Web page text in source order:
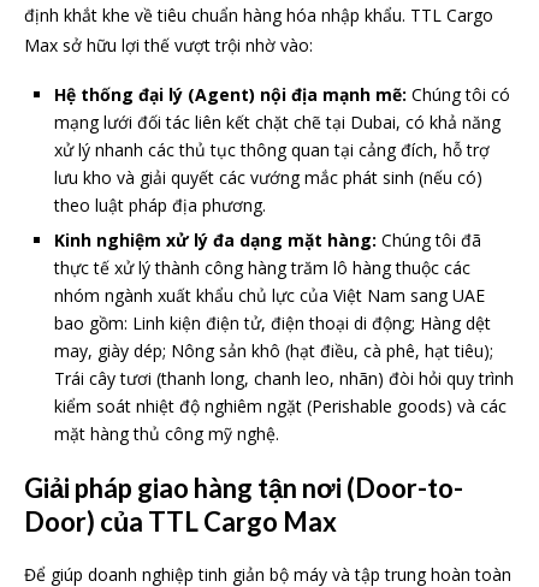
định khắt khe về tiêu chuẩn hàng hóa nhập khẩu. TTL Cargo
Max sở hữu lợi thế vượt trội nhờ vào:
Hệ thống đại lý (Agent) nội địa mạnh mẽ: Chúng tôi có
mạng lưới đối tác liên kết chặt chẽ tại Dubai, có khả năng
xử lý nhanh các thủ tục thông quan tại cảng đích, hỗ trợ
lưu kho và giải quyết các vướng mắc phát sinh (nếu có)
theo luật pháp địa phương.
Kinh nghiệm xử lý đa dạng mặt hàng: Chúng tôi đã
thực tế xử lý thành công hàng trăm lô hàng thuộc các
nhóm ngành xuất khẩu chủ lực của Việt Nam sang UAE
bao gồm: Linh kiện điện tử, điện thoại di động; Hàng dệt
may, giày dép; Nông sản khô (hạt điều, cà phê, hạt tiêu);
Trái cây tươi (thanh long, chanh leo, nhãn) đòi hỏi quy trình
kiểm soát nhiệt độ nghiêm ngặt (Perishable goods) và các
mặt hàng thủ công mỹ nghệ.
Giải pháp giao hàng tận nơi (Door-to-
Door) của TTL Cargo Max
Để giúp doanh nghiệp tinh giản bộ máy và tập trung hoàn toàn